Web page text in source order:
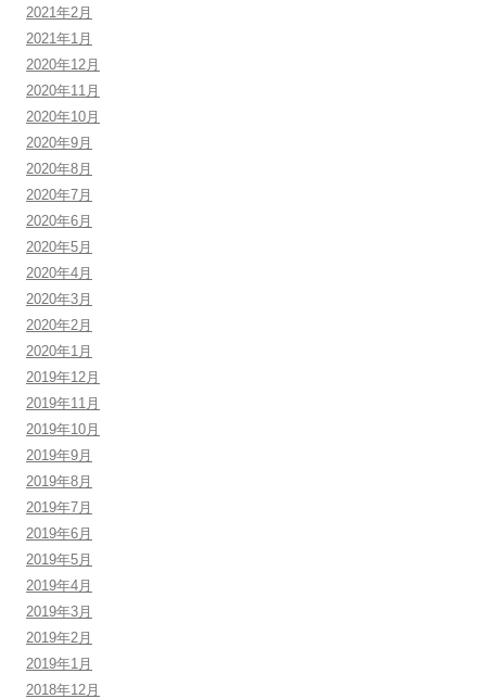
2021年2月
2021年1月
2020年12月
2020年11月
2020年10月
2020年9月
2020年8月
2020年7月
2020年6月
2020年5月
2020年4月
2020年3月
2020年2月
2020年1月
2019年12月
2019年11月
2019年10月
2019年9月
2019年8月
2019年7月
2019年6月
2019年5月
2019年4月
2019年3月
2019年2月
2019年1月
2018年12月